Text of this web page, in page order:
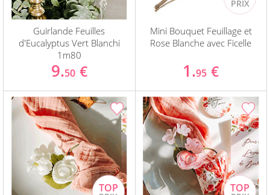
Guirlande Feuilles
d'Eucalyptus Vert Blanchi
1m80
9.50 €
Mini Bouquet Feuillage et
Rose Blanche avec Ficelle
1.95 €